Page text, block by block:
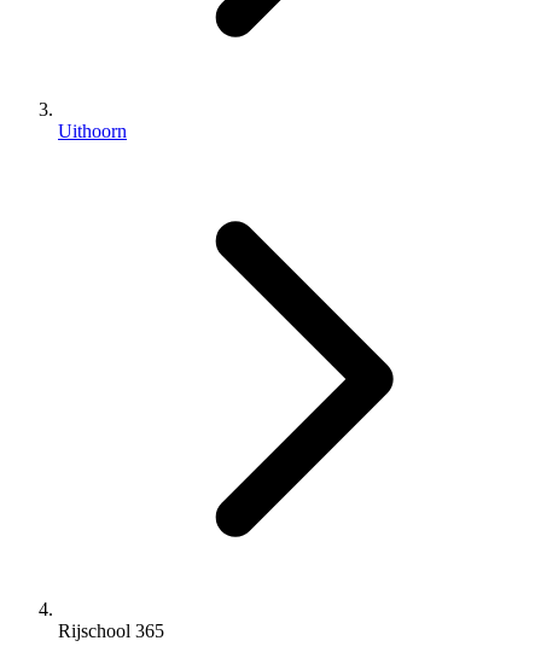
Uithoorn
Rijschool 365